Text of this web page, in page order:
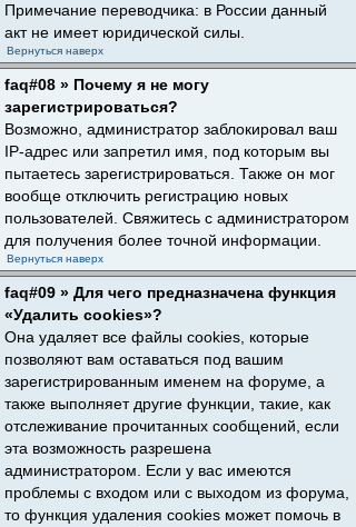
Примечание переводчика: в России данный
акт не имеет юридической силы.
Вернуться наверх
faq#08 » Почему я не могу
зарегистрироваться?
Возможно, администратор заблокировал ваш
IP-адрес или запретил имя, под которым вы
пытаетесь зарегистрироваться. Также он мог
вообще отключить регистрацию новых
пользователей. Свяжитесь с администратором
для получения более точной информации.
Вернуться наверх
faq#09 » Для чего предназначена функция
«Удалить cookies»?
Она удаляет все файлы cookies, которые
позволяют вам оставаться под вашим
зарегистрированным именем на форуме, а
также выполняет другие функции, такие, как
отслеживание прочитанных сообщений, если
эта возможность разрешена
администратором. Если у вас имеются
проблемы с входом или с выходом из форума,
то функция удаления cookies может помочь в